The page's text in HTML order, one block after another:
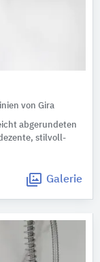
von Gira
abgerundeten
stilvoll-
Galerie